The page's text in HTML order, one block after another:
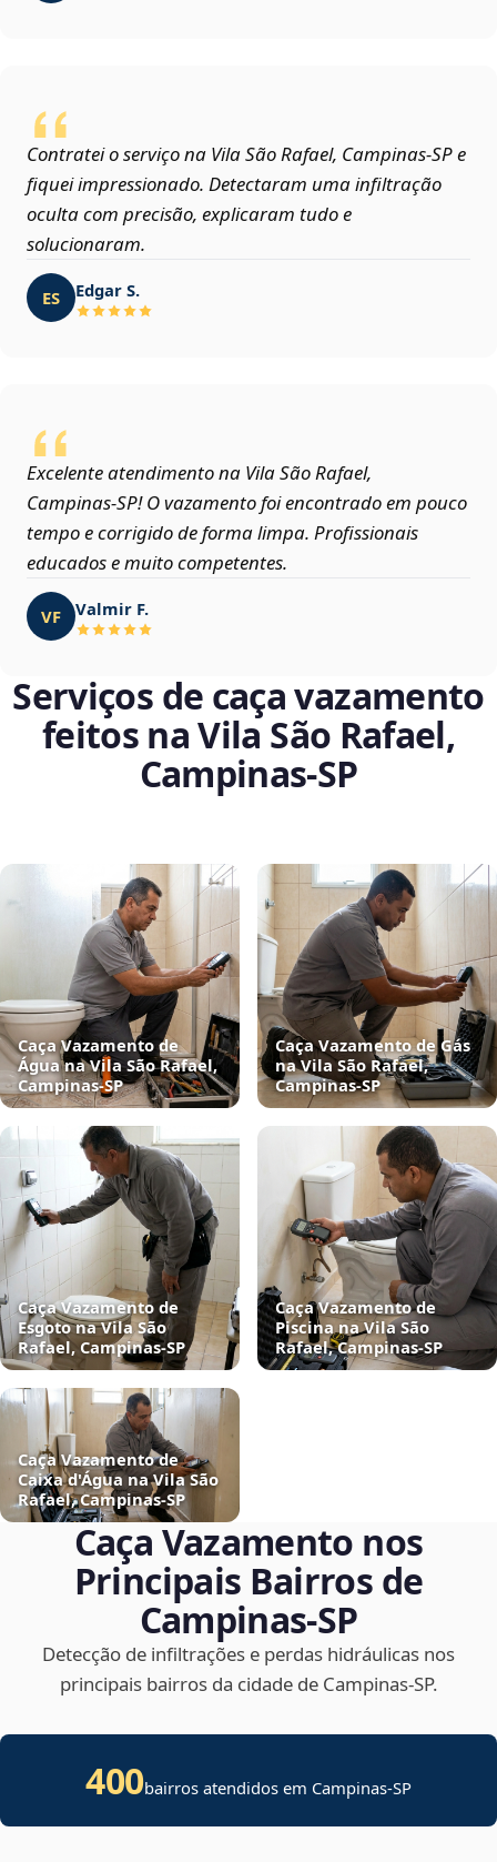
Contratei o serviço na Vila São Rafael, Campinas‑SP e
fiquei impressionado. Detectaram uma infiltração
oculta com precisão, explicaram tudo e
solucionaram.
ES Edgar S.
Excelente atendimento na Vila São Rafael,
Campinas‑SP! O vazamento foi encontrado em pouco
tempo e corrigido de forma limpa. Profissionais
educados e muito competentes.
VF Valmir F.
Serviços de caça vazamento
feitos na Vila São Rafael,
Campinas‑SP
Caça Vazamento de
Água na Vila São Rafael,
Campinas‑SP
Caça Vazamento de Gás
na Vila São Rafael,
Campinas‑SP
Caça Vazamento de
Esgoto na Vila São
Rafael, Campinas‑SP
Caça Vazamento de
Piscina na Vila São
Rafael, Campinas‑SP
Caça Vazamento de
Caixa d'Água na Vila São
Rafael, Campinas‑SP
Caça Vazamento nos
Principais Bairros de
Campinas‑SP
Detecção de infiltrações e perdas hidráulicas nos
principais bairros da cidade de Campinas‑SP.
400bairros atendidos em Campinas-SP